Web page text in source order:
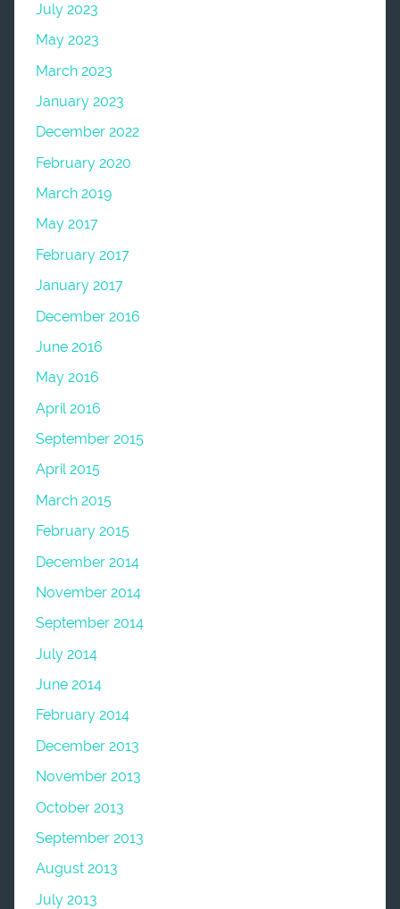
July 2023
May 2023
March 2023
January 2023
December 2022
February 2020
March 2019
May 2017
February 2017
January 2017
December 2016
June 2016
May 2016
April 2016
September 2015
April 2015
March 2015
February 2015
December 2014
November 2014
September 2014
July 2014
June 2014
February 2014
December 2013
November 2013
October 2013
September 2013
August 2013
July 2013